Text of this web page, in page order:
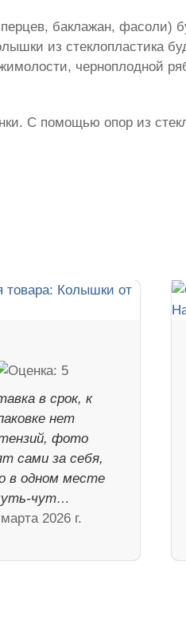
баклажан, фасоли)
из стеклопластика
черноплодной
С помощью опор из
в срок, к
нет
фото
сами за себя,
в одном месте
чут…
2026 г.